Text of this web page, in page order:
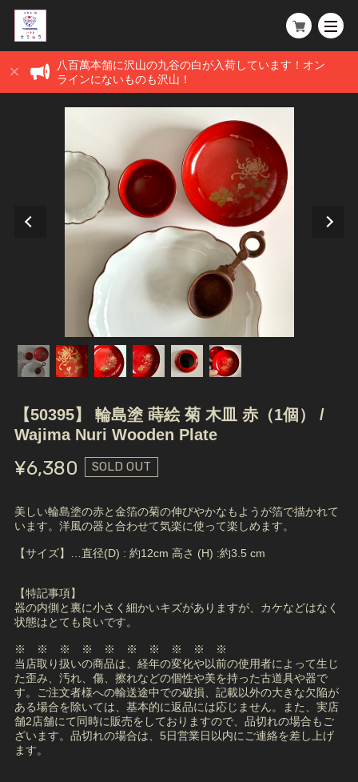
八百萬本舗に沢山の九谷の白が入荷しています！オン
ラインにないものも沢山！
【50395】 輪島塗 蒔絵 菊 木皿 赤（1個） /
Wajima Nuri Wooden Plate
¥6,380 SOLD OUT
美しい輪島塗の赤と金箔の菊の伸びやかなもようが箔で描かれて
います。洋風の器と合わせて気楽に使って楽しめます。
【サイズ】…直径(D) : 約12cm 高さ (H) :約3.5 cm
【特記事項】
器の内側と裏に小さく細かいキズがありますが、カケなどはなく
状態はとても良いです。
※ ※ ※ ※ ※ ※ ※ ※ ※ ※
当店取り扱いの商品は、経年の変化や以前の使用者によって生じ
た歪み、汚れ、傷、擦れなどの個性や美を持った古道具や器で
す。ご注文者様への輸送途中での破損、記載以外の大きな欠陥が
ある場合を除いては、基本的に返品には応じません。また、実店
舗2店舗にて同時に販売をしておりますので、品切れの場合もご
ざいます。品切れの場合は、5日営業日以内にご連絡を差し上げ
ます。